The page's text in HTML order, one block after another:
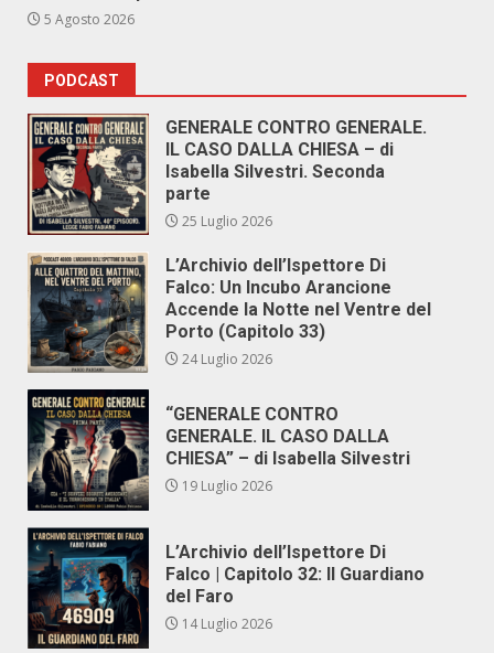
5 Agosto 2026
PODCAST
GENERALE CONTRO GENERALE.
IL CASO DALLA CHIESA – di
Isabella Silvestri. Seconda
parte
25 Luglio 2026
L’Archivio dell’Ispettore Di
Falco: Un Incubo Arancione
Accende la Notte nel Ventre del
Porto (Capitolo 33)
24 Luglio 2026
“GENERALE CONTRO
GENERALE. IL CASO DALLA
CHIESA” – di Isabella Silvestri
19 Luglio 2026
L’Archivio dell’Ispettore Di
Falco | Capitolo 32: Il Guardiano
del Faro
14 Luglio 2026